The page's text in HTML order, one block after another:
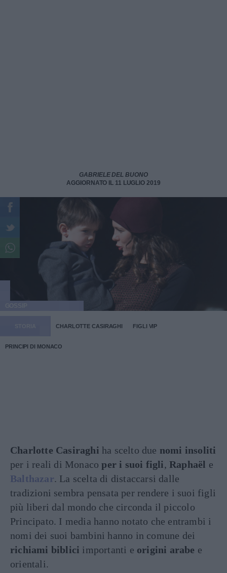
GABRIELE DEL BUONO
AGGIORNATO IL 11 LUGLIO 2019
CHARLOTTE CASIRAGHI FIGLI VIP
PRINCIPI DI MONACO
Charlotte Casiraghi ha scelto due nomi insoliti
per i reali di Monacoper i suoi figli,Raphaël e
Balthazar. La scelta di distaccarsi dalle
tradizioni sembra pensata per rendere i suoi figli
più liberi dal mondo che circonda il piccolo
Principato. I media hanno notato che entrambi i
nomi dei suoi bambini hanno in comune dei
richiami biblici importanti e origini arabe e
orientali.